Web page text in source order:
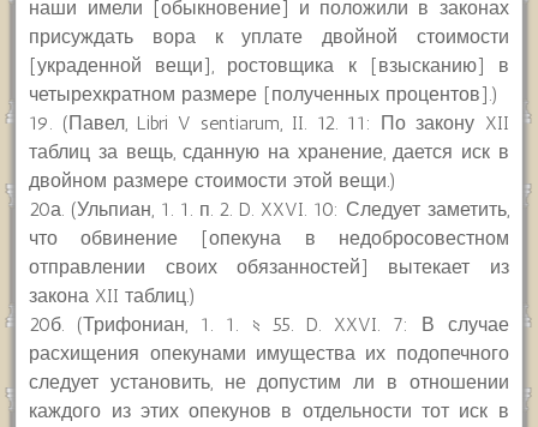
наши имели [обыкновение] и положили в законах
присуждать вора к уплате двойной стоимости
[украденной вещи], ростовщика к [взысканию] в
четырехкратном размере [полученных процентов].)
19. (Павел, Libri V sentiarum, II. 12. 11: По закону XII
таблиц за вещь, сданную на хранение, дается иск в
двойном размере стоимости этой вещи.)
20а. (Ульпиан, 1. 1. п. 2. D. XXVI. 10: Следует заметить,
что обвинение [опекуна в недобросовестном
отправлении своих обязанностей] вытекает из
закона XII таблиц.)
20б. (Трифониан, 1. 1. § 55. D. XXVI. 7: В случае
расхищения опекунами имущества их подопечного
следует установить, не допустим ли в отношении
каждого из этих опекунов в отдельности тот иск в